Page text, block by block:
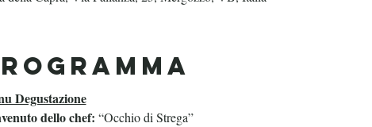
Degustazione
dello chef: “Occhio di Strega”